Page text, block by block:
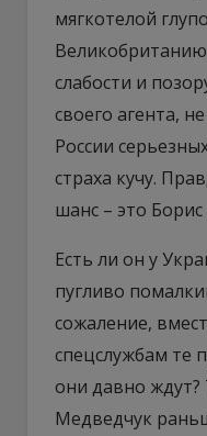
мягкотелой
слабости и
своего агента,
России
страха кучу.
шанс – это
Есть ли он у
пугливо
сожаление,
спецслужбам те
они давно ждут?
Медведчук